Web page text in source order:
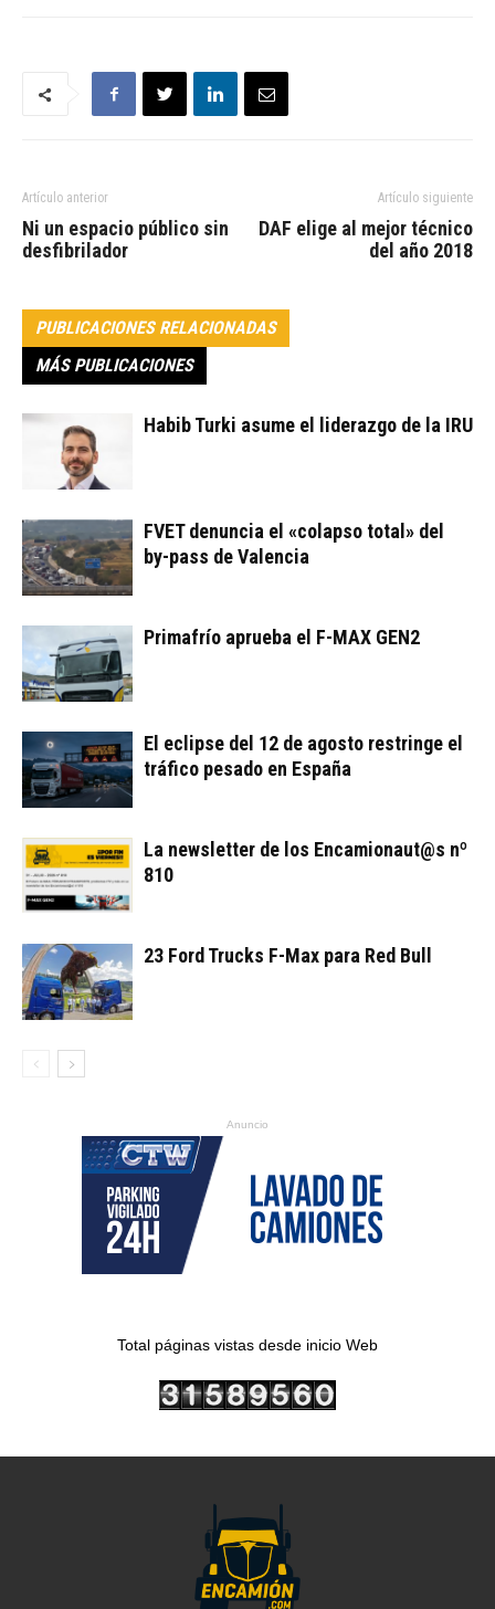
Artículo anterior
Ni un espacio público sin
desfibrilador
Artículo siguiente
DAF elige al mejor técnico
del año 2018
PUBLICACIONES RELACIONADAS
MÁS PUBLICACIONES
Habib Turki asume el liderazgo de la IRU
FVET denuncia el «colapso total» del
by-pass de Valencia
Primafrío aprueba el F-MAX GEN2
El eclipse del 12 de agosto restringe el
tráfico pesado en España
La newsletter de los Encamionaut@s nº
810
23 Ford Trucks F-Max para Red Bull
Anuncio
Total páginas vistas desde inicio Web